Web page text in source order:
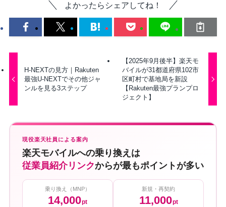
よかったらシェアしてね！
H-NEXTの見方｜Rakuten
最強U-NEXTでその他ジャ
ンルを見る3ステップ
【2025年9月後半】楽天モ
バイルが31都道府県102市
区町村で基地局を新設
【Rakuten最強プランプロ
ジェクト】
現役楽天社員による案内
楽天モバイルへの乗り換えは
従業員紹介リンクからが最もポイントが多い
乗り換え（MNP）
14,000pt
新規・再契約
11,000pt